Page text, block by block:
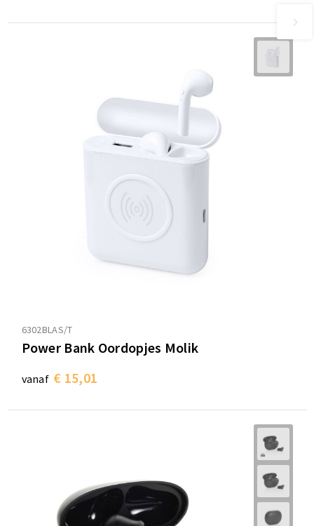
6302BLAS/T
Power Bank Oordopjes Molik
vanaf € 15,01